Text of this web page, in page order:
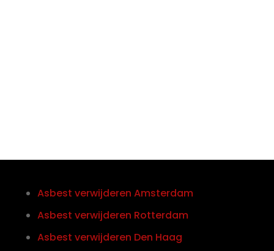
Asbest verwijderen Amsterdam
Asbest verwijderen Rotterdam
Asbest verwijderen Den Haag